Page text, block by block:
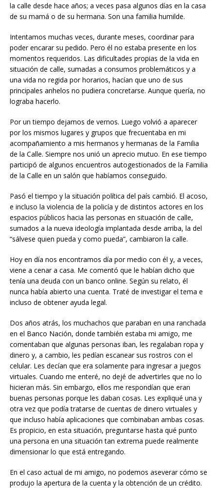
la calle desde hace años; a veces pasa algunos días en la casa
de su mamá o de su hermana. Son una familia humilde.
Intentamos muchas veces, durante meses, coordinar para
poder encarar su pedido. Pero él no estaba presente en los
momentos requeridos. Las dificultades propias de la vida en
situación de calle, sumadas a consumos problemáticos y a
una vida no regida por horarios, hacían que uno de sus
principales anhelos no pudiera concretarse. Aunque quería, no
lograba hacerlo.
Por un tiempo dejamos de vernos. Luego volvió a aparecer
por los mismos lugares y grupos que frecuentaba en mi
acompañamiento a mis hermanos y hermanas de la Familia
de la Calle. Siempre nos unió un aprecio mutuo. En ese tiempo
participó de algunos encuentros autogestionados de la Familia
de la Calle en un salón que habíamos conseguido.
Pasó el tiempo y la situación política del país cambió. El acoso,
e incluso la violencia de la policía y de distintos actores en los
espacios públicos hacia las personas en situación de calle,
sumados a la nueva ideología implantada desde arriba, la del
“sálvese quien pueda y como pueda”, cambiaron la calle.
Hoy en día nos encontramos día por medio con él y, a veces,
viene a cenar a casa. Me comentó que le habían dicho que
tenía una deuda con un banco online. Según su relato, él
nunca había abierto una cuenta. Traté de investigar el tema e
incluso de obtener ayuda legal.
Dos años atrás, los muchachos que paraban en una ranchada
en el Banco Nación, donde también estaba mi amigo, me
comentaban que algunas personas iban, les regalaban ropa y
dinero y, a cambio, les pedían escanear sus rostros con el
celular. Les decían que era solamente para ingresar a juegos
virtuales. Cuando me enteré, no dejé de advertirles que no lo
hicieran más. Sin embargo, ellos me respondían que eran
buenas personas porque les daban cosas. Les expliqué una y
otra vez que podía tratarse de cuentas de dinero virtuales y
que incluso había aplicaciones que combinaban ambas cosas.
Es propicio, en esta situación, preguntarse hasta qué punto
una persona en una situación tan extrema puede realmente
dimensionar lo que está entregando.
En el caso actual de mi amigo, no podemos aseverar cómo se
produjo la apertura de la cuenta y la obtención de un crédito.